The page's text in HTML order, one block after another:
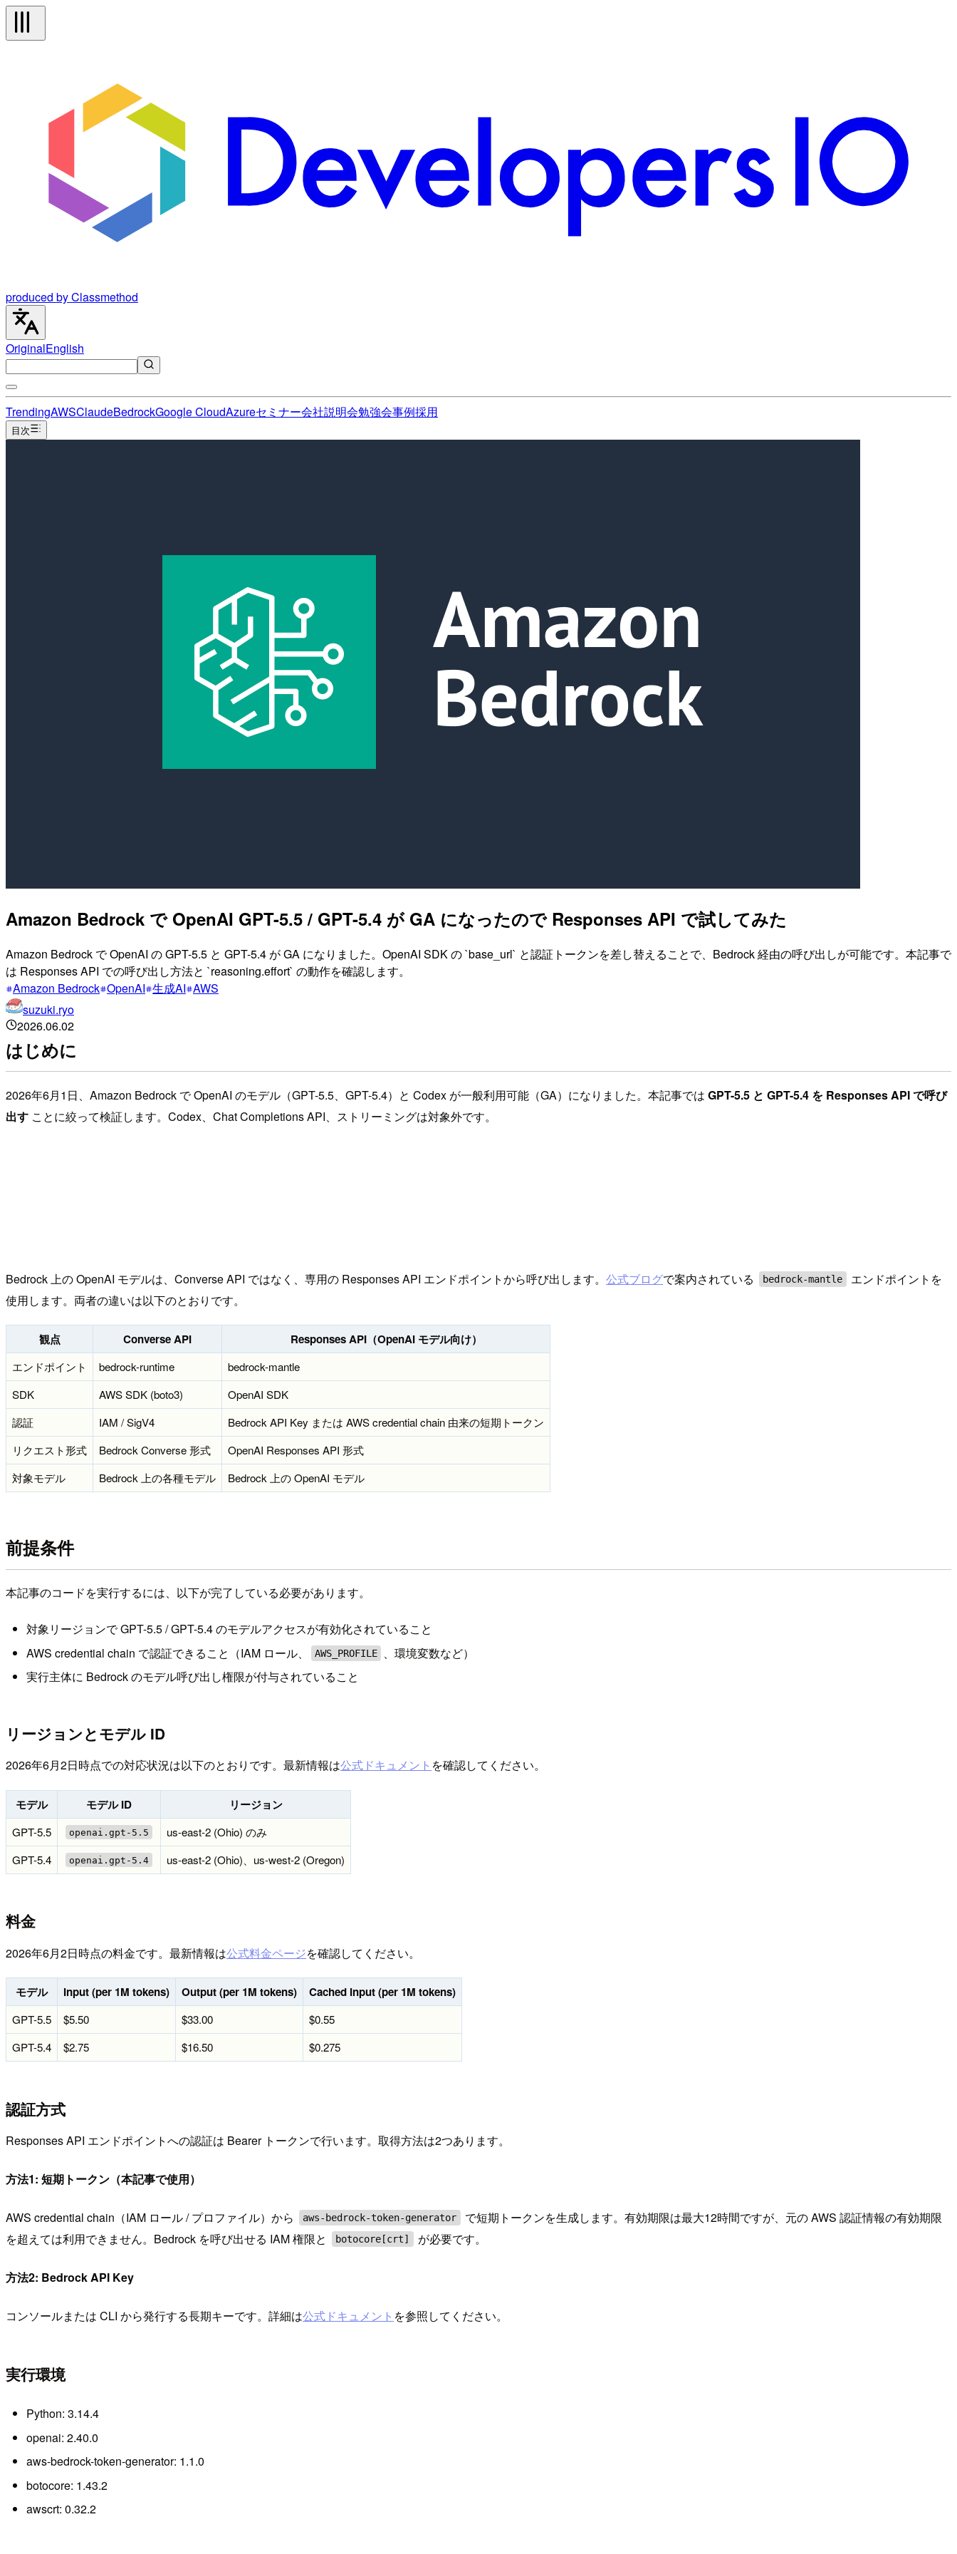
produced by Classmethod
OriginalEnglish
TrendingAWSClaudeBedrockGoogle CloudAzureセミナー会社説明会勉強会事例採用
目次
Amazon Bedrock で OpenAI GPT-5.5 / GPT-5.4 が GA になったので Responses API で試してみた
Amazon Bedrock で OpenAI の GPT-5.5 と GPT-5.4 が GA になりました。OpenAI SDK の `base_url` と認証トークンを差し替えることで、Bedrock 経由の呼び出しが可能です。本記事で
は Responses API での呼び出し方法と `reasoning.effort` の動作を確認します。
Amazon Bedrock OpenAI 生成AI AWS
suzuki.ryo
2026.06.02
はじめに
2026年6月1日、Amazon Bedrock で OpenAI のモデル（GPT-5.5、GPT-5.4）と Codex が一般利用可能（GA）になりました。本記事では GPT-5.5 と GPT-5.4 を Responses API で呼び
出す ことに絞って検証します。Codex、Chat Completions API、ストリーミングは対象外です。
Bedrock 上の OpenAI モデルは、Converse API ではなく、専用の Responses API エンドポイントから呼び出します。 公式ブログで案内されている bedrock-mantle
エンドポイントを
使用します。両者の違いは以下のとおりです。
観点 Converse API Responses API（OpenAI モデル向け）
エンドポイント bedrock-runtime
bedrock-mantle
SDK
AWS SDK (boto3)
OpenAI SDK
認証
IAM / SigV4
Bedrock API Key または AWS credential chain 由来の短期トークン
リクエスト形式
Bedrock Converse 形式
OpenAI Responses API 形式
対象モデル
Bedrock 上の各種モデル Bedrock 上の OpenAI モデル
前提条件
本記事のコードを実行するには、以下が完了している必要があります。
対象リージョンで GPT-5.5 / GPT-5.4 のモデルアクセスが有効化されていること
AWS credential chain で認証できること（IAM ロール、
AWS_PROFILE
、環境変数など）
実行主体に Bedrock のモデル呼び出し権限が付与されていること
リージョンとモデル ID
2026年6月2日時点での対応状況は以下のとおりです。最新情報は公式ドキュメント を確認してください。
モデル モデル ID リージョン
GPT-5.5 openai.gpt-5.5
us-east-2 (Ohio) のみ
GPT-5.4
openai.gpt-5.4 us-east-2 (Ohio)、us-west-2 (Oregon)
料金
2026年6月2日時点の料金です。最新情報は公式料金ページを確認してください。
モデル Input (per 1M tokens) Output (per 1M tokens) Cached Input (per 1M tokens)
GPT-5.5 $5.50 $33.00
$0.55
GPT-5.4
$2.75 $16.50 $0.275
認証方式
Responses API エンドポイントへの認証は Bearer トークンで行います。取得方法は2つあります。
方法1: 短期トークン（本記事で使用）
AWS credential chain（IAM ロール / プロファイル）から aws-bedrock-token-generator
で短期トークンを生成します。有効期限は最大12時間ですが、元の AWS 認証情報の有効期限
を超えては利用できません。Bedrock を呼び出せる IAM 権限と
botocore[crt] が必要です。
方法2: Bedrock API Key
コンソールまたは CLI から発行する長期キーです。詳細は公式ドキュメント を参照してください。
実行環境
Python: 3.14.4
openai: 2.40.0
aws-bedrock-token-generator: 1.1.0
botocore: 1.43.2
awscrt: 0.32.2